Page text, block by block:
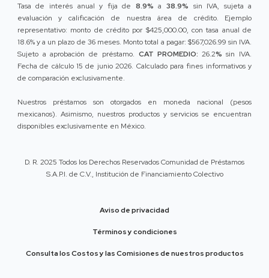
Tasa de interés anual y fija de 8.9% a 38.9% sin IVA, sujeta a
evaluación y calificación de nuestra área de crédito. Ejemplo
representativo: monto de crédito por $425,000.00, con tasa anual de
18.6% y a un plazo de 36 meses. Monto total a pagar: $567,026.99 sin IVA.
Sujeto a aprobación de préstamo. CAT PROMEDIO: 26.2% sin IVA.
Fecha de cálculo 15 de junio 2026. Calculado para fines informativos y
de comparación exclusivamente.
Nuestros préstamos son otorgados en moneda nacional (pesos
mexicanos). Asimismo, nuestros productos y servicios se encuentran
disponibles exclusivamente en México.
D. R. 2025 Todos los Derechos Reservados Comunidad de Préstamos
S.A.P.I. de C.V., Institución de Financiamiento Colectivo
Aviso de privacidad
Términos y condiciones
Consulta los Costos y las Comisiones de nuestros productos